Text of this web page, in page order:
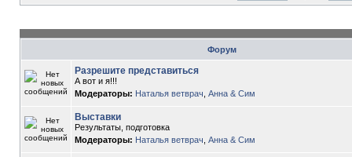
Форум
Разрешите представиться
А вот и я!!!
Модераторы: Наталья ветврач Анна & Сим
Выставки
Результаты, подготовка
Модераторы: Наталья ветврач Анна & Сим